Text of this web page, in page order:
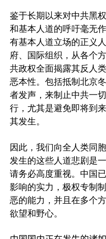
鉴于长期以来对中共黑
和基本人道的呼吁毫无
有基本人道立场的正义
府、国际组织，从各个
共政权全面揭露其反人
恶本性。包括抵制北京
者发声，来制止中共一
行，尤其是避免即将到
其发生。
因此，我们向全人类同
发生的这些人道悲剧是
请务必高度重视。中国
影响的实力，极权专制
恶的能力，并且在多个
欲望和野心。